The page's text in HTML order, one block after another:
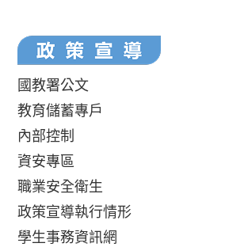
國教署公文
教育儲蓄專戶
內部控制
資安專區
職業安全衛生
政策宣導執行情形
學生事務資訊網